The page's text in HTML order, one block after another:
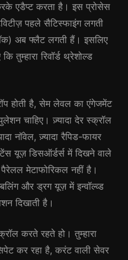
एडैप्ट करता है। इस प्रोसेस
पहले सैटिस्फाइंग लगती
अब फ्लैट लगती हैं। इसलिए
तुम्हारा रिवॉर्ड थ्रेशोल्ड
होती है, सेम लेवल का एंगेजमेंट
चाहिए। ज़्यादा देर स्क्रॉल
नॉवेल, ज़्यादा रैपिड-फायर
यूज़ डिसऑर्डर्स में दिखने वाले
मेटाफोरिकल नहीं है।
और ड्रग यूज़ में इन्वॉल्व्ड
दिखाती है।
करते रहते हो। तुम्हारा
कर रहा है, करंट वाली सेवर